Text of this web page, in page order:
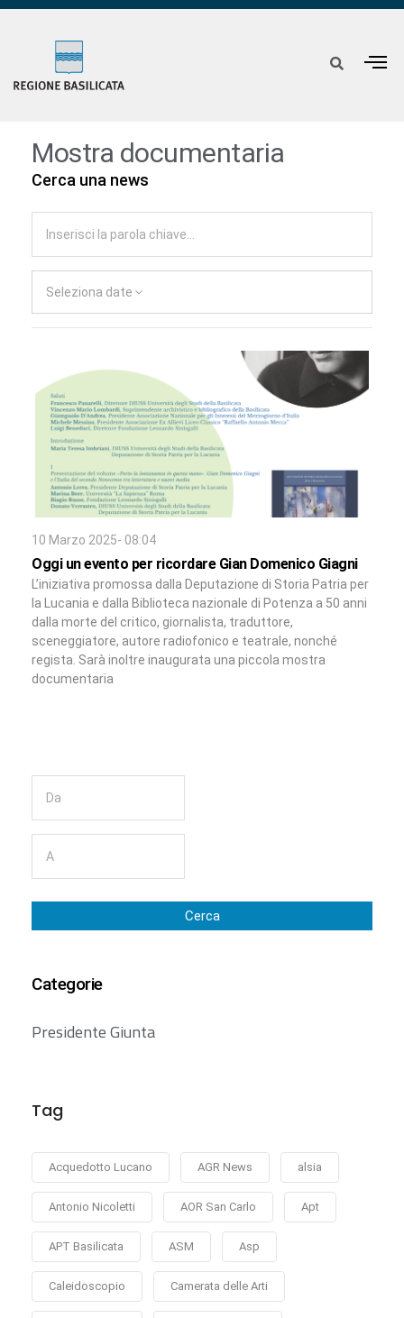
Mostra documentaria
Cerca una news
Seleziona date
10 Marzo 2025- 08:04
Oggi un evento per ricordare Gian Domenico Giagni
L’iniziativa promossa dalla Deputazione di Storia Patria per
la Lucania e dalla Biblioteca nazionale di Potenza a 50 anni
dalla morte del critico, giornalista, traduttore,
sceneggiatore, autore radiofonico e teatrale, nonché
regista. Sarà inoltre inaugurata una piccola mostra
documentaria
Cerca
Categorie
Presidente Giunta
Tag
Acquedotto Lucano AGR News alsia
Antonio Nicoletti AOR San Carlo Apt
APT Basilicata ASM Asp
Caleidoscopio Camerata delle Arti